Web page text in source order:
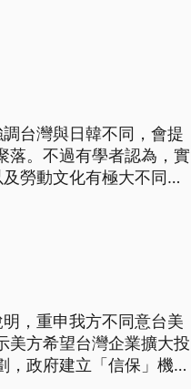
台灣與日韓不同，會提
落。不過有學者認為，實
勞動文化有極大不同。
，重申我方不同意台美
美方希望台灣企業擴大投
，政府建立「信保」機